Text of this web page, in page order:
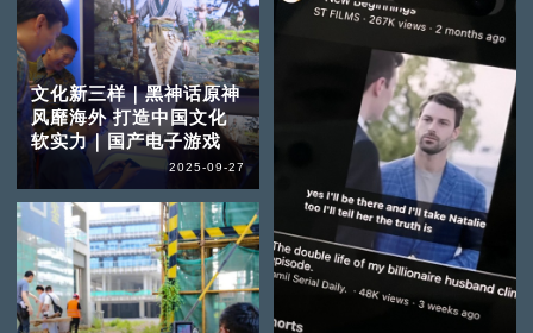
文化新三样｜黑神话原神
风靡海外 打造中国文化
软实力｜国产电子游戏
2025-09-27